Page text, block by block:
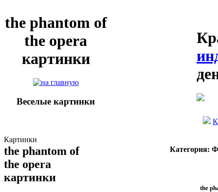
the phantom of
the opera
картинки
Веселые картинки
Картинки
the phantom of
the opera
картинки
Категория:
the